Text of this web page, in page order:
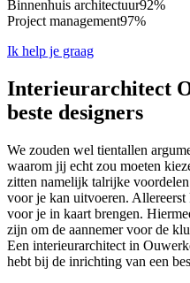
Binnenhuis architectuur92%
Project management97%
Ik help je graag
Interieurarchitect
beste designers
We zouden wel tientallen
waarom jij echt zou moeten
zitten namelijk talrijke
voor je kan uitvoeren.
voor je in kaart brengen.
zijn om de aannemer voor de
Een interieurarchitect in
hebt bij de inrichting van een